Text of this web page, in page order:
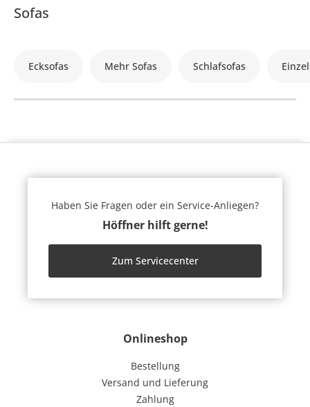
Sofas
Ecksofas Mehr Sofas Schlafsofas
Onlineshop
Bestellung
Versand und Lieferung
Zahlung
Haben Sie Fragen oder ein Service-Anliegen?
Höffner hilft gerne!
Zum Servicecenter